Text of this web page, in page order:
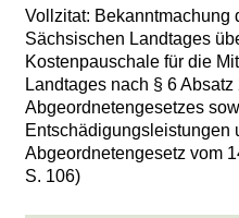
Vollzitat: Bekanntmachung
Sächsischen Landtages
Kostenpauschale für die
Landtages nach § 6
Abgeordnetengesetzes
Entschädigungsleistungen
Abgeordnetengesetz vom
S. 106)